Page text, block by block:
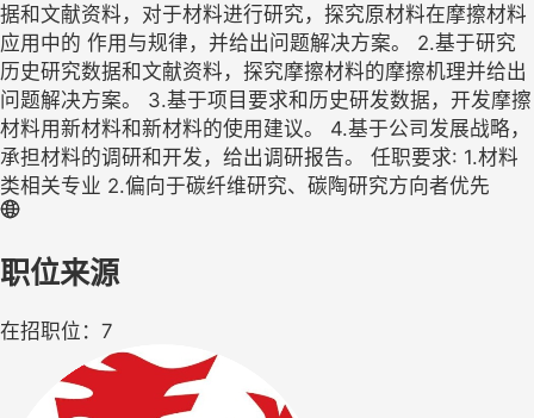
据和文献资料，对于材料进行研究，探究原材料在摩擦材料
应用中的 作用与规律，并给出问题解决方案。 2.基于研究
历史研究数据和文献资料，探究摩擦材料的摩擦机理并给出
问题解决方案。 3.基于项目要求和历史研发数据，开发摩擦
材料用新材料和新材料的使用建议。 4.基于公司发展战略，
承担材料的调研和开发，给出调研报告。 任职要求: 1.材料
类相关专业 2.偏向于碳纤维研究、碳陶研究方向者优先
职位来源
在招职位：7